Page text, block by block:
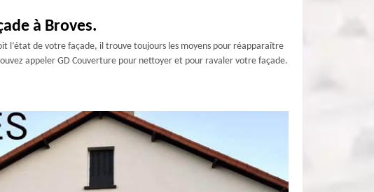
à Broves.
l’état de votre façade, il trouve toujours les moyens pour réapparaître
appeler GD Couverture pour nettoyer et pour ravaler votre façade.